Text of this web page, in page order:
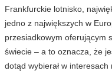
Frankfurckie lotnisko,
jedno z największych w
przesiadkowym oferującym
świecie – a to oznacza, że
dotąd wybierał w